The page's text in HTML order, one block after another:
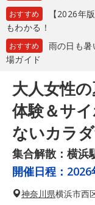
おすすめ
【2026年
もわかる！
おすすめ
雨の日も
場ガイド
大人女性
体験＆サ
ないカラ
集合解散：横浜
開催日程： 2026
神奈川県横浜市西